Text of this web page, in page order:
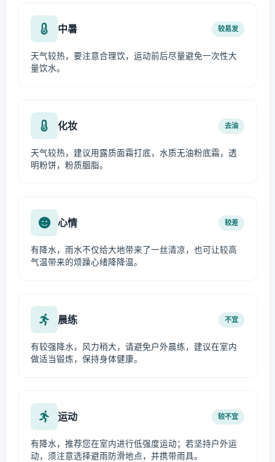
中暑 较易发
天气较热，要注意合理饮，运动前后尽量避免一次性大
量饮水。
化妆 去油
天气较热，建议用露质面霜打底，水质无油粉底霜，透
明粉饼，粉质胭脂。
心情 较差
有降水，雨水不仅给大地带来了一丝清凉，也可让较高
气温带来的烦躁心绪降降温。
晨练 不宜
有较强降水，风力稍大，请避免户外晨练，建议在室内
做适当锻炼，保持身体健康。
运动 较不宜
有降水，推荐您在室内进行低强度运动；若坚持户外运
动，须注意选择避雨防滑地点，并携带雨具。